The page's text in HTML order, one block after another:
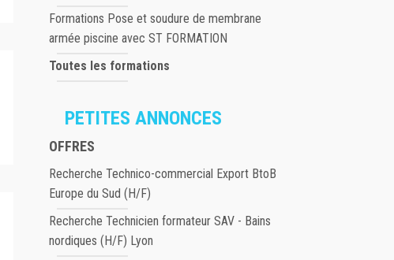
Formations Pose et soudure de membrane
armée piscine avec ST FORMATION
Toutes les formations
PETITES ANNONCES
OFFRES
Recherche Technico-commercial Export BtoB
Europe du Sud (H/F)
Recherche Technicien formateur SAV - Bains
nordiques (H/F) Lyon